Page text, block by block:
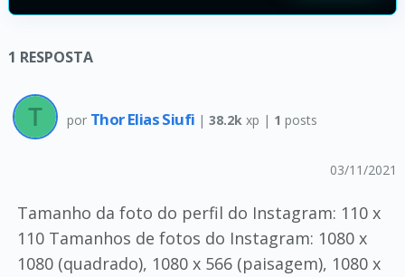
1 RESPOSTA
por Thor Elias Siufi | 38.2k xp | 1 posts
03/11/2021
Tamanho da foto do perfil do Instagram: 110 x
110 Tamanhos de fotos do Instagram: 1080 x
1080 (quadrado), 1080 x 566 (paisagem), 1080 x